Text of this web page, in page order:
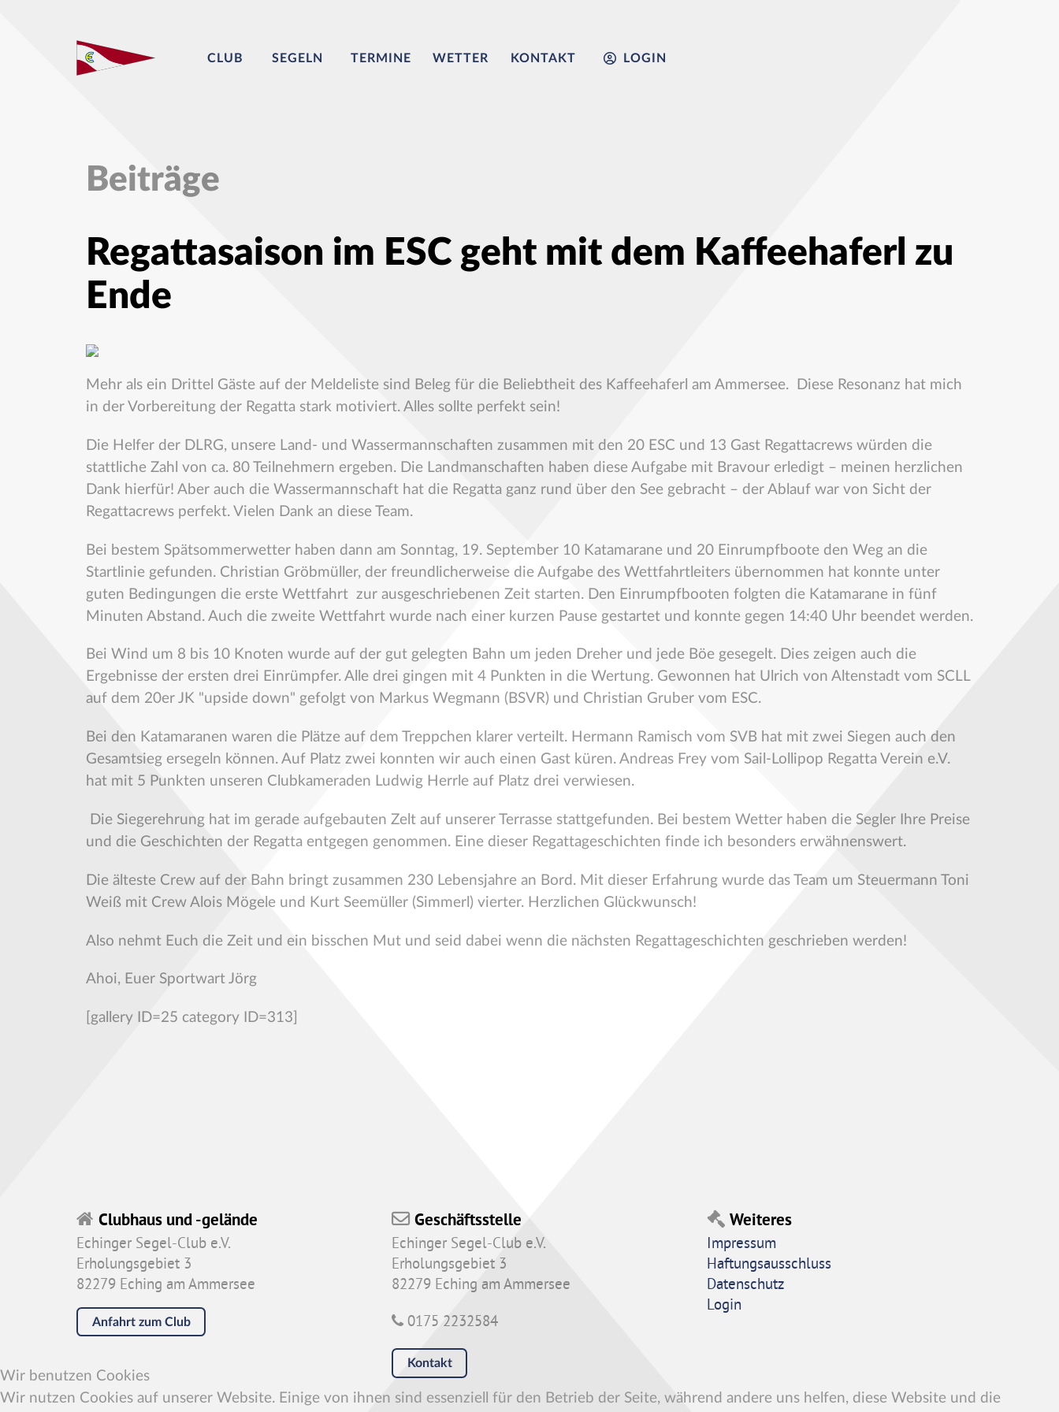
CLUB SEGELN TERMINE WETTER KONTAKT LOGIN
Beiträge
Regattasaison im ESC geht mit dem Kaffeehaferl zu
Ende
Mehr als ein Drittel Gäste auf der Meldeliste sind Beleg für die Beliebtheit des Kaffeehaferl am Ammersee. Diese Resonanz hat mich
in der Vorbereitung der Regatta stark motiviert. Alles sollte perfekt sein!
Die Helfer der DLRG, unsere Land- und Wassermannschaften zusammen mit den 20 ESC und 13 Gast Regattacrews würden die
stattliche Zahl von ca. 80 Teilnehmern ergeben. Die Landmanschaften haben diese Aufgabe mit Bravour erledigt – meinen herzlichen
Dank hierfür! Aber auch die Wassermannschaft hat die Regatta ganz rund über den See gebracht – der Ablauf war von Sicht der
Regattacrews perfekt. Vielen Dank an diese Team.
Bei bestem Spätsommerwetter haben dann am Sonntag, 19. September 10 Katamarane und 20 Einrumpfboote den Weg an die
Startlinie gefunden. Christian Gröbmüller, der freundlicherweise die Aufgabe des Wettfahrtleiters übernommen hat konnte unter
guten Bedingungen die erste Wettfahrt zur ausgeschriebenen Zeit starten. Den Einrumpfbooten folgten die Katamarane in fünf
Minuten Abstand. Auch die zweite Wettfahrt wurde nach einer kurzen Pause gestartet und konnte gegen 14:40 Uhr beendet werden.
Bei Wind um 8 bis 10 Knoten wurde auf der gut gelegten Bahn um jeden Dreher und jede Böe gesegelt. Dies zeigen auch die
Ergebnisse der ersten drei Einrümpfer. Alle drei gingen mit 4 Punkten in die Wertung. Gewonnen hat Ulrich von Altenstadt vom SCLL
auf dem 20er JK "upside down" gefolgt von Markus Wegmann (BSVR) und Christian Gruber vom ESC.
Bei den Katamaranen waren die Plätze auf dem Treppchen klarer verteilt. Hermann Ramisch vom SVB hat mit zwei Siegen auch den
Gesamtsieg ersegeln können. Auf Platz zwei konnten wir auch einen Gast küren. Andreas Frey vom Sail-Lollipop Regatta Verein e.V.
hat mit 5 Punkten unseren Clubkameraden Ludwig Herrle auf Platz drei verwiesen.
Die Siegerehrung hat im gerade aufgebauten Zelt auf unserer Terrasse stattgefunden. Bei bestem Wetter haben die Segler Ihre Preise
und die Geschichten der Regatta entgegen genommen. Eine dieser Regattageschichten finde ich besonders erwähnenswert.
Die älteste Crew auf der Bahn bringt zusammen 230 Lebensjahre an Bord. Mit dieser Erfahrung wurde das Team um Steuermann Toni
Weiß mit Crew Alois Mögele und Kurt Seemüller (Simmerl) vierter. Herzlichen Glückwunsch!
Also nehmt Euch die Zeit und ein bisschen Mut und seid dabei wenn die nächsten Regattageschichten geschrieben werden!
Ahoi, Euer Sportwart Jörg
[gallery ID=25 category ID=313]
Clubhaus und -gelände
Echinger Segel-Club e.V.
Erholungsgebiet 3
82279 Eching am Ammersee
Anfahrt zum Club
Geschäftsstelle
Echinger Segel-Club e.V.
Erholungsgebiet 3
82279 Eching am Ammersee
0175 2232584
Kontakt
Weiteres
Impressum
Haftungsausschluss
Datenschutz
Login
Wir benutzen Cookies
Wir nutzen Cookies auf unserer Website. Einige von ihnen sind essenziell für den Betrieb der Seite, während andere uns helfen, diese Website und die